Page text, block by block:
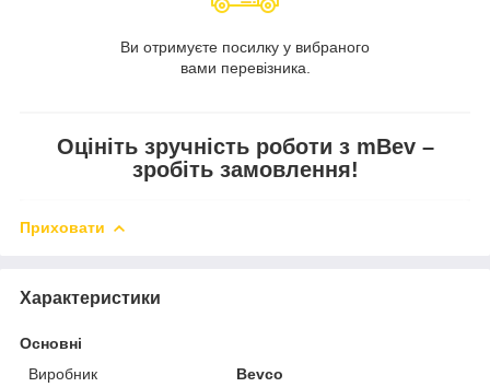
Ви отримуєте посилку у вибраного
вами перевізника.
Оцініть зручність роботи з mBev –
зробіть замовлення!
Приховати
Характеристики
Основні
Виробник
Bevco